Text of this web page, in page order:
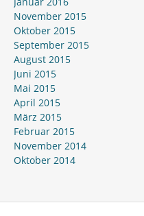
November 2015
Oktober 2015
September 2015
August 2015
Juni 2015
Mai 2015
April 2015
März 2015
Februar 2015
November 2014
Oktober 2014